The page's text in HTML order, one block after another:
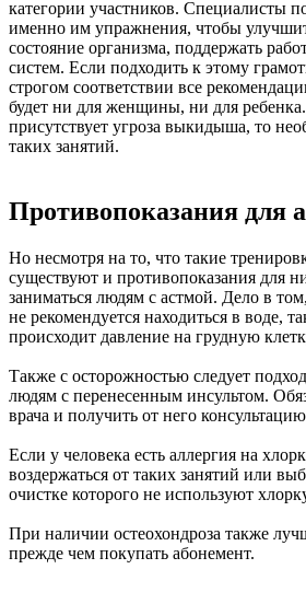
категории участников. Специалисты
именно им упражнения, чтобы
состояние организма, поддержать
систем. Если подходить к этому
строгом соответствии все
будет ни для женщины, ни для
присутствует угроза выкидыша, то
таких занятий.
Противопоказания для
Но несмотря на то, что такие
существуют и противопоказания для
заниматься людям с астмой. Дело в
не рекомендуется находиться в воде,
происходит давление на грудную
Также с осторожностью следует
людям с перенесенным инсультом.
врача и получить от него
Если у человека есть аллергия на
воздержаться от таких занятий или
очистке которого не используют
При наличии остеохондроза также
прежде чем покупать абонемент.